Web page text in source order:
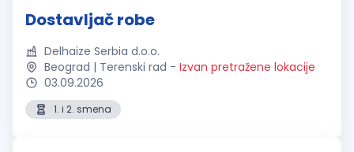
Dostavljač robe
Delhaize Serbia d.o.o.
Beograd | Terenski rad - Izvan pretražene lokacije
03.09.2026
1. i 2. smena